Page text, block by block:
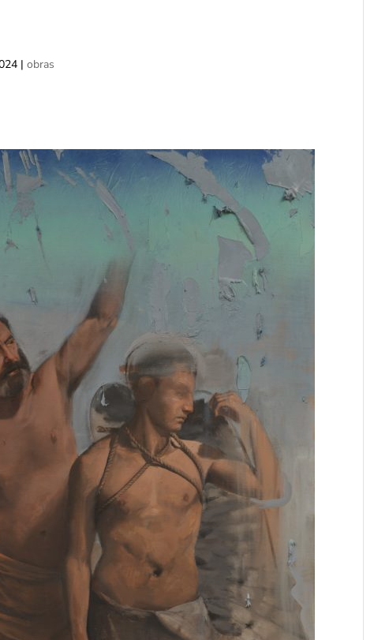
|obras